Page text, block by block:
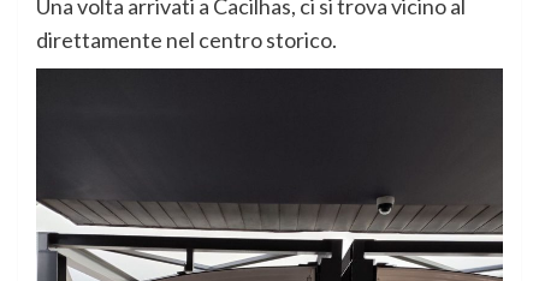
Una volta arrivati a Cacilhas, ci si trova vicino al
direttamente nel centro storico.